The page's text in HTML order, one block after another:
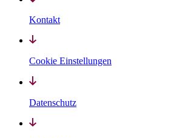
Kontakt
Cookie Einstellungen
Datenschutz